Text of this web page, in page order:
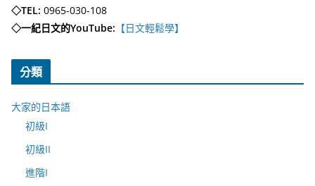
◇TEL: 0965-030-108
◇一紀日文的YouTube: 【日文輕鬆學】
分類
大家的日本語
初級I
初級II
進階I